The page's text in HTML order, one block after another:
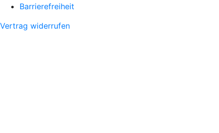
Barrierefreiheit
Vertrag widerrufen